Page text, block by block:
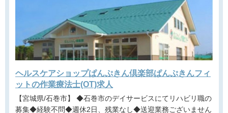
ヘルスケアショップぱんぷきん倶楽部ぱんぷきんフィ
ットの作業療法士(OT)求人
【宮城県/石巻市】 ◆石巻市のデイサービスにてリハビリ職の
募集◆経験不問◆週休2日、残業なし◆送迎業務ございません